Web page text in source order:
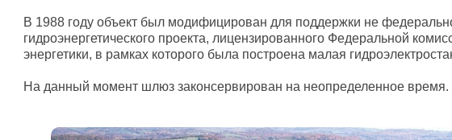
В 1988 году объект был модифицирован для поддержки не
гидроэнергетического проекта, лицензированного Федеральной
энергетики, в рамках которого была построена малая
На данный момент шлюз законсервирован на неопределенное время.